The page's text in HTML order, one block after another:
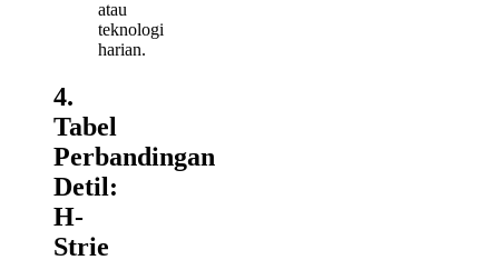
atau
teknologi
harian.
4.
Tabel
Perbandingan
Detil:
H-
Strie